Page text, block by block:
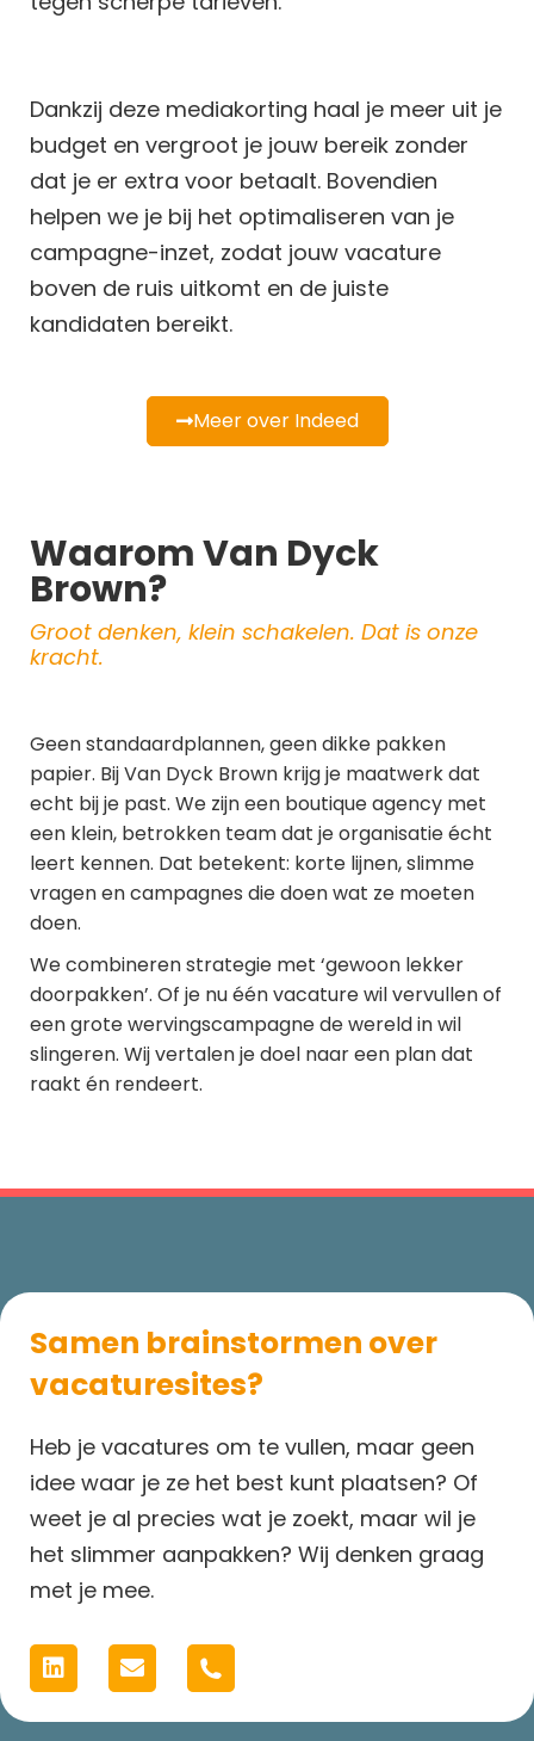
Dankzij deze mediakorting haal je meer uit je
budget en vergroot je jouw bereik zonder
dat je er extra voor betaalt. Bovendien
helpen we je bij het optimaliseren van je
campagne-inzet, zodat jouw vacature
boven de ruis uitkomt en de juiste
kandidaten bereikt.
Meer over Indeed
Waarom Van Dyck
Brown?
Groot denken, klein schakelen. Dat is onze
kracht.
Geen standaardplannen, geen dikke pakken
papier. Bij Van Dyck Brown krijg je maatwerk dat
echt bij je past. We zijn een boutique agency met
een klein, betrokken team dat je organisatie écht
leert kennen. Dat betekent: korte lijnen, slimme
vragen en campagnes die doen wat ze moeten
doen.
We combineren strategie met ‘gewoon lekker
doorpakken’. Of je nu één vacature wil vervullen of
een grote wervingscampagne de wereld in wil
slingeren. Wij vertalen je doel naar een plan dat
raakt én rendeert.
Samen brainstormen over
vacaturesites?
Heb je vacatures om te vullen, maar geen
idee waar je ze het best kunt plaatsen? Of
weet je al precies wat je zoekt, maar wil je
het slimmer aanpakken? Wij denken graag
met je mee.